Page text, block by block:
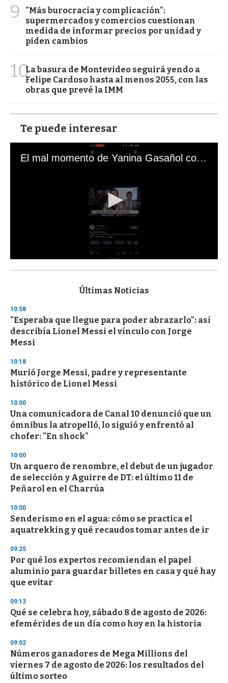
9
"Más burocracia y complicación":
supermercados y comercios cuestionan
medida de informar precios por unidad y
piden cambios
10La basura de Montevideo seguirá yendo a
Felipe Cardoso hasta al menos 2055, con las
obras que prevé la IMM
Te puede interesar
El mal momento de Yanina Gasañol con un hincha argentino en "Subrayado"
s
d
s
o
f
3
s
e
c
o
d
s
Últimas Noticias
10:58
"Esperaba que llegue para poder abrazarlo": así
describía Lionel Messi el vínculo con Jorge
Messi
10:18
Murió Jorge Messi, padre y representante
histórico de Lionel Messi
10:00
Una comunicadora de Canal 10 denunció que un
ómnibus la atropelló, lo siguió y enfrentó al
chofer: "En shock"
10:00
Un arquero de renombre, el debut de un jugador
de selección y Aguirre de DT: el último 11 de
Peñarol en el Charrúa
10:00
Senderismo en el agua: cómo se practica el
aquatrekking y qué recaudos tomar antes de ir
09:25
Por qué los expertos recomiendan el papel
aluminio para guardar billetes en casa y qué hay
que evitar
09:13
Qué se celebra hoy, sábado 8 de agosto de 2026:
efemérides de un día como hoy en la historia
09:02
Números ganadores de Mega Millions del
viernes 7 de agosto de 2026: los resultados del
último sorteo